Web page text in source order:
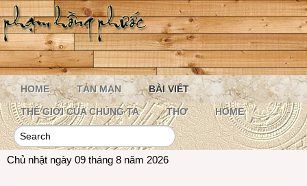
HOME TẢN MẠN BÀI VIẾT
THẾ GIỚI CỦA CHÚNG TA THƠ HOME
Chủ nhật ngày 09 tháng 8 năm 2026